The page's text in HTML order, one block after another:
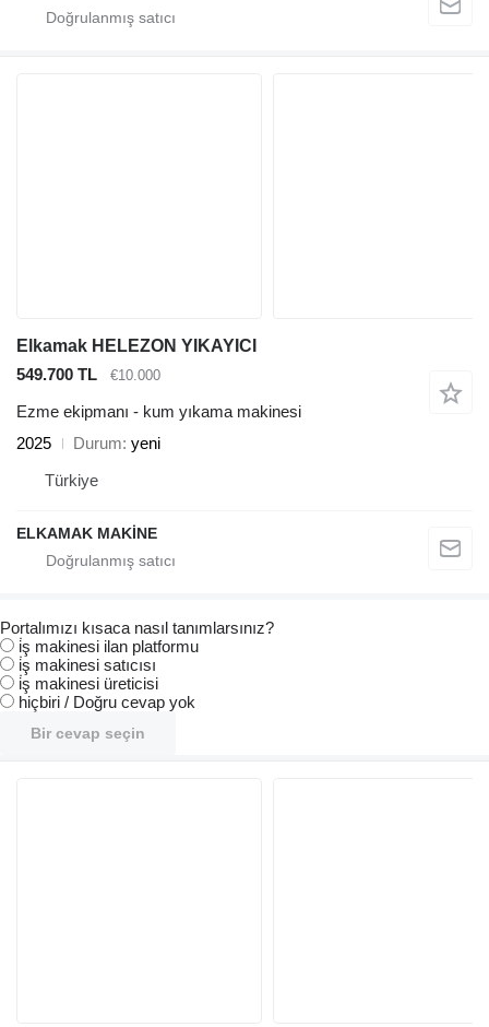
Elkamak HELEZON YIKAYICI
549.700 TL
€10.000
Ezme ekipmanı - kum yıkama makinesi
2025
Durum yeni
Türkiye
ELKAMAK MAKİNE
Portalımızı kısaca nasıl tanımlarsınız?
i̇ş makinesi ilan platformu
i̇ş makinesi satıcısı
i̇ş makinesi üreticisi
hiçbiri / Doğru cevap yok
Bir cevap seçin